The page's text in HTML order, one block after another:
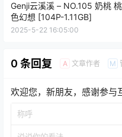
Genji云溪溪 – NO.105 奶桃 桃
色幻想 [104P-1.11GB]
2025-5-22 16:05:00
0 条回复 A 文章作者 M
欢迎您，新朋友，感谢参与